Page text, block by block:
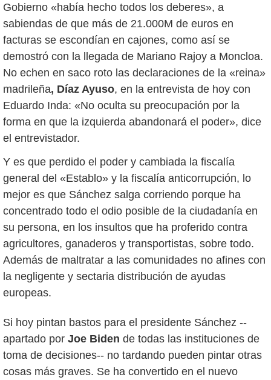
Gobierno «había hecho todos los deberes», a
sabiendas de que más de 21.000M de euros en
facturas se escondían en cajones, como así se
demostró con la llegada de Mariano Rajoy a Moncloa.
No echen en saco roto las declaraciones de la «reina»
madrileña, Díaz Ayuso, en la entrevista de hoy con
Eduardo Inda: «No oculta su preocupación por la
forma en que la izquierda abandonará el poder», dice
el entrevistador.
Y es que perdido el poder y cambiada la fiscalía
general del «Establo» y la fiscalía anticorrupción, lo
mejor es que Sánchez salga corriendo porque ha
concentrado todo el odio posible de la ciudadanía en
su persona, en los insultos que ha proferido contra
agricultores, ganaderos y transportistas, sobre todo.
Además de maltratar a las comunidades no afines con
la negligente y sectaria distribución de ayudas
europeas.
Si hoy pintan bastos para el presidente Sánchez --
apartado por Joe Biden de todas las instituciones de
toma de decisiones-- no tardando pueden pintar otras
cosas más graves. Se ha convertido en el nuevo